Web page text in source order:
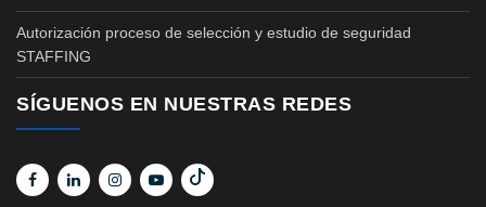
Autorización proceso de selección y estudio de seguridad
STAFFING
SÍGUENOS EN NUESTRAS REDES